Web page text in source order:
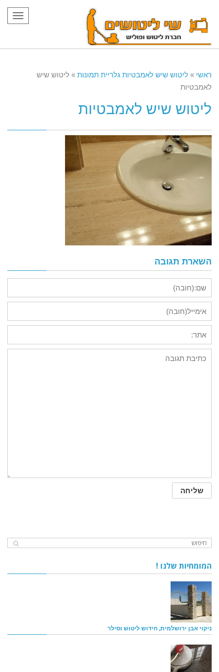
ראשי » ליטוש שיש לאמבטיות גלריית תמונות » ליטוש שיש
לאמבטיות
ליטוש שיש לאמבטיות
השארת תגובה
המומחיות שלנו !
ניקוי אבן ירושלמית, חידוש ליטוש וסילר